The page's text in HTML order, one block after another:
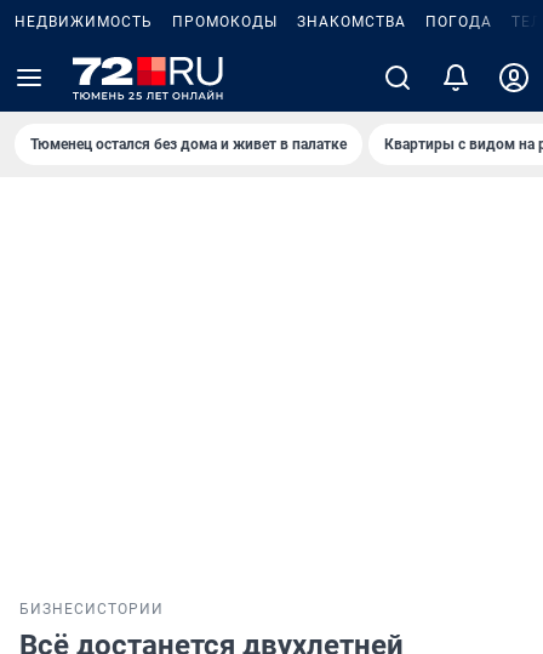
НЕДВИЖИМОСТЬ ПРОМОКОДЫ ЗНАКОМСТВА ПОГОДА
Тюменец остался без дома и живет в палатке Квартиры с видом на
БИЗНЕС ИСТОРИИ
Всё достанется двухлетней